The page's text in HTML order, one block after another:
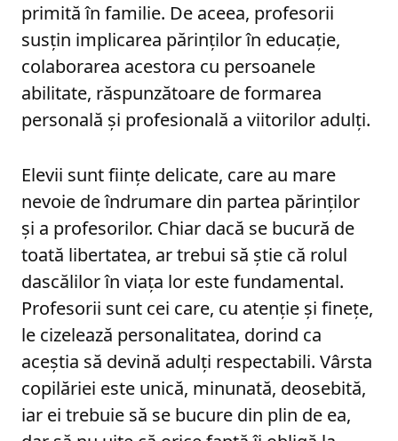
primită în familie. De aceea, profesorii
susțin implicarea părinților în educație,
colaborarea acestora cu persoanele
abilitate, răspunzătoare de formarea
personală și profesională a viitorilor adulți.
Elevii sunt ființe delicate, care au mare
nevoie de îndrumare din partea părinților
și a profesorilor. Chiar dacă se bucură de
toată libertatea, ar trebui să știe că rolul
dascălilor în viața lor este fundamental.
Profesorii sunt cei care, cu atenție și finețe,
le cizelează personalitatea, dorind ca
aceștia să devină adulți respectabili. Vârsta
copilăriei este unică, minunată, deosebită,
iar ei trebuie să se bucure din plin de ea,